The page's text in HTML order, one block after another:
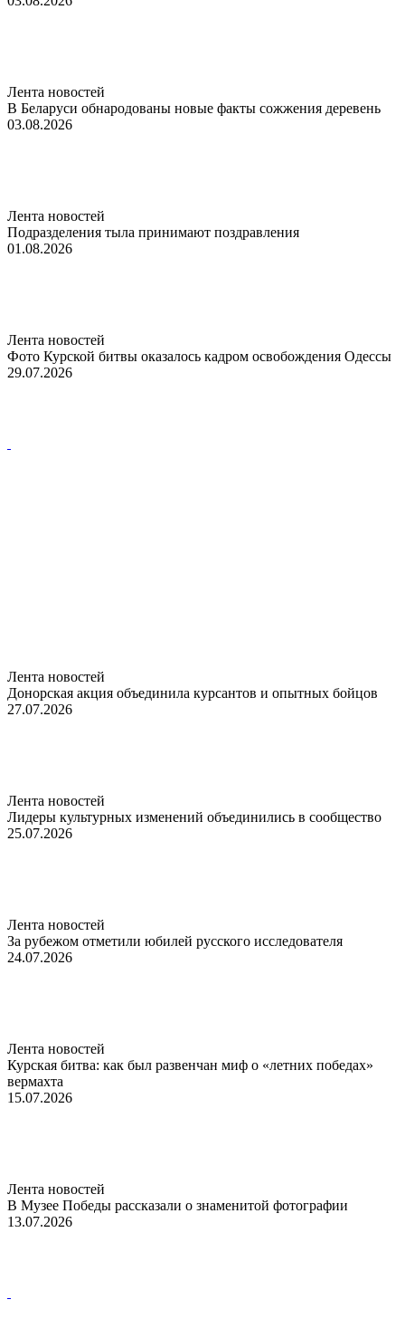
Лента новостей
В Беларуси обнародованы новые факты сожжения деревень
03.08.2026
Лента новостей
Подразделения тыла принимают поздравления
01.08.2026
Лента новостей
Фото Курской битвы оказалось кадром освобождения Одессы
29.07.2026
Лента новостей
Донорская акция объединила курсантов и опытных бойцов
27.07.2026
Лента новостей
Лидеры культурных изменений объединились в сообщество
25.07.2026
Лента новостей
За рубежом отметили юбилей русского исследователя
24.07.2026
Лента новостей
Курская битва: как был развенчан миф о «летних победах»
вермахта
15.07.2026
Лента новостей
В Музее Победы рассказали о знаменитой фотографии
13.07.2026